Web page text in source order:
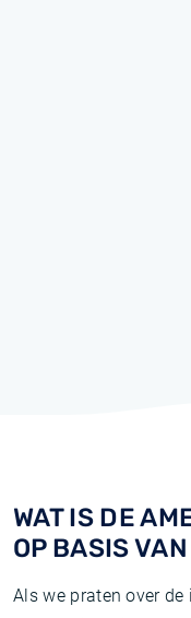
WAT IS DE
OP BASIS
Als we praten over